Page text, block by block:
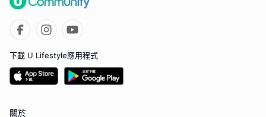
下載 U Lifestyle應用程式
關於